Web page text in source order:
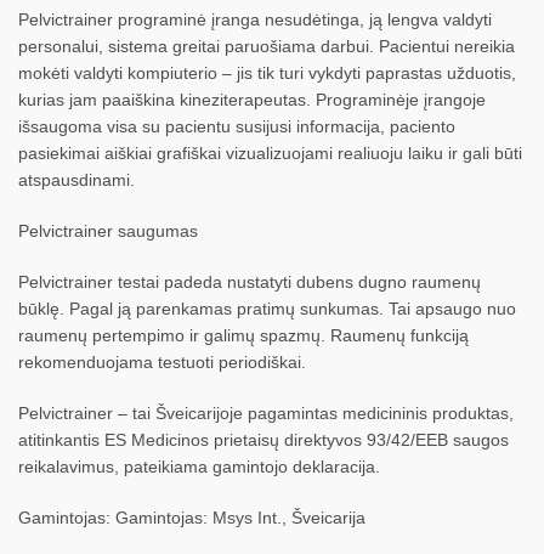
Pelvictrainer programinė įranga nesudėtinga, ją lengva valdyti
personalui, sistema greitai paruošiama darbui. Pacientui nereikia
mokėti valdyti kompiuterio – jis tik turi vykdyti paprastas užduotis,
kurias jam paaiškina kineziterapeutas. Programinėje įrangoje
išsaugoma visa su pacientu susijusi informacija, paciento
pasiekimai aiškiai grafiškai vizualizuojami realiuoju laiku ir gali būti
atspausdinami.
Pelvictrainer saugumas
Pelvictrainer testai padeda nustatyti dubens dugno raumenų
būklę. Pagal ją parenkamas pratimų sunkumas. Tai apsaugo nuo
raumenų pertempimo ir galimų spazmų. Raumenų funkciją
rekomenduojama testuoti periodiškai.
Pelvictrainer – tai Šveicarijoje pagamintas medicininis produktas,
atitinkantis ES Medicinos prietaisų direktyvos 93/42/EEB saugos
reikalavimus, pateikiama gamintojo deklaracija.
Gamintojas: Gamintojas: Msys Int., Šveicarija